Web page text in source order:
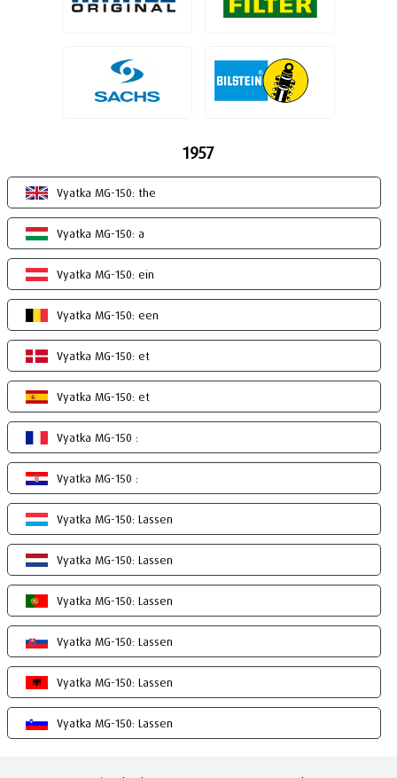
1957
Vyatka MG-150: the
Vyatka MG-150: a
Vyatka MG-150: ein
Vyatka MG-150: een
Vyatka MG-150: et
Vyatka MG-150: et
Vyatka MG-150 :
Vyatka MG-150 :
Vyatka MG-150: Lassen
Vyatka MG-150: Lassen
Vyatka MG-150: Lassen
Vyatka MG-150: Lassen
Vyatka MG-150: Lassen
Vyatka MG-150: Lassen